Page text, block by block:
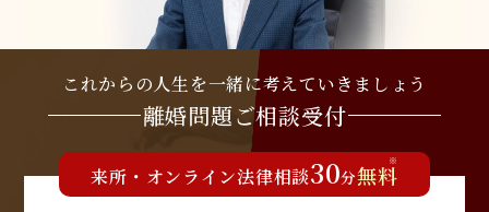
これからの人生を一緒に考えていきましょう
離婚問題ご相談受付
来所 ・ オンライン法律相談30分無料
※